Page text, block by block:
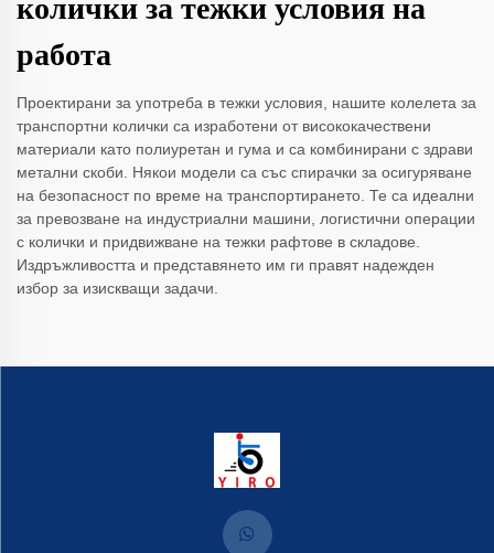
колички за тежки условия на
работа
Проектирани за употреба в тежки условия, нашите колелета за
транспортни колички са изработени от висококачествени
материали като полиуретан и гума и са комбинирани с здрави
метални скоби. Някои модели са със спирачки за осигуряване
на безопасност по време на транспортирането. Те са идеални
за превозване на индустриални машини, логистични операции
с колички и придвижване на тежки рафтове в складове.
Издръжливостта и представянето им ги правят надежден
избор за изискващи задачи.